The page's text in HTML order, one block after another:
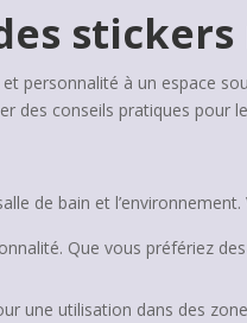
stickers
personnalité à un espace
des conseils pratiques pour
de bain et
Que vous préfériez
une utilisation dans des